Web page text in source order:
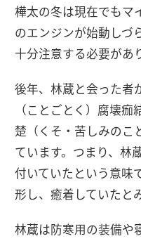
樺太の冬は現在でもマ
のエンジンが始動しづ
十分注意する必要があ
後年、林蔵と会った者
（ことごとく）腐壊
楚（くそ・苦しみのこ
ています。つまり、林
付いていたという意味
形し、癒着していたと
林蔵は防寒用の装備や